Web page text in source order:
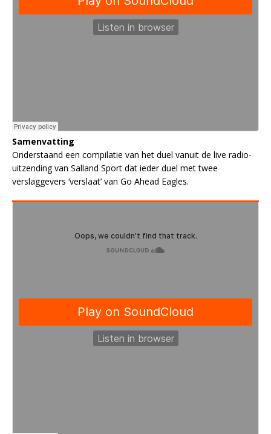
Samenvatting
Onderstaand een compilatie van het duel vanuit de live radio-
uitzending van Salland Sport dat ieder duel met twee
verslaggevers ‘verslaat’ van Go Ahead Eagles.